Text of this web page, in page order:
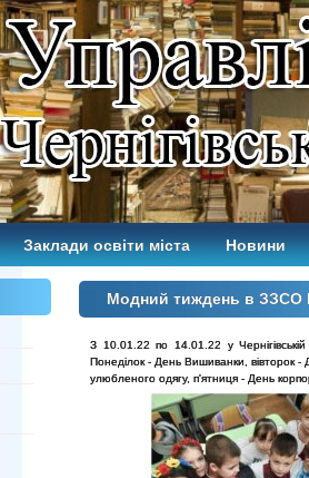
Заклади освіти міста Новини
Модний тиждень в
З 10.01.22 по 14.01.22 у
Понеділок - День Вишиванки, вівторок
улюбленого одягу, п'ятниця - День